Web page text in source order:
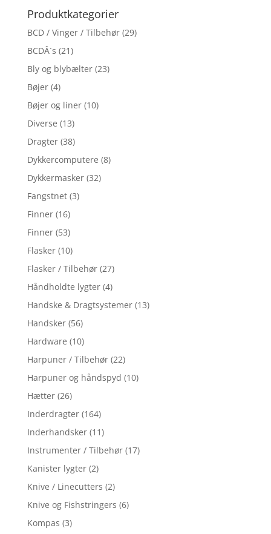
Produktkategorier
BCD / Vinger / Tilbehør (29)
BCDÂ´s (21)
Bly og blybælter (23)
Bøjer (4)
Bøjer og liner (10)
Diverse (13)
Dragter (38)
Dykkercomputere (8)
Dykkermasker (32)
Fangstnet (3)
Finner (16)
Finner (53)
Flasker (10)
Flasker / Tilbehør (27)
Håndholdte lygter (4)
Handske & Dragtsystemer (13)
Handsker (56)
Hardware (10)
Harpuner / Tilbehør (22)
Harpuner og håndspyd (10)
Hætter (26)
Inderdragter (164)
Inderhandsker (11)
Instrumenter / Tilbehør (17)
Kanister lygter (2)
Knive / Linecutters (2)
Knive og Fishstringers (6)
Kompas (3)